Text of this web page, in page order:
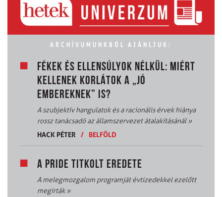
ARCHÍVUMUNKBÓL AJÁNLJUK:
FÉKEK ÉS ELLENSÚLYOK NÉLKÜL: MIÉRT
KELLENEK KORLÁTOK A „JÓ
EMBEREKNEK” IS?
A szubjektív hangulatok és a racionális érvek hiánya
rossz tanácsadó az államszervezet átalakításánál»
HACK PÉTER
/ BELFÖLD
A PRIDE TITKOLT EREDETE
A melegmozgalom programját évtizedekkel ezelőtt
megírták»